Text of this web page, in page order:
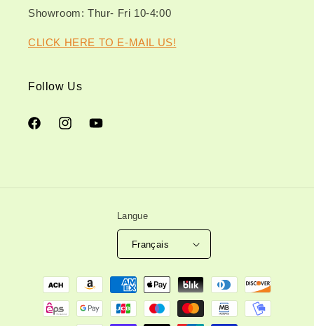
Showroom: Thur- Fri 10-4:00
CLICK HERE TO E-MAIL US!
Follow Us
FacebookInstagramYouTube
Langue
Français
Moyens
paiement